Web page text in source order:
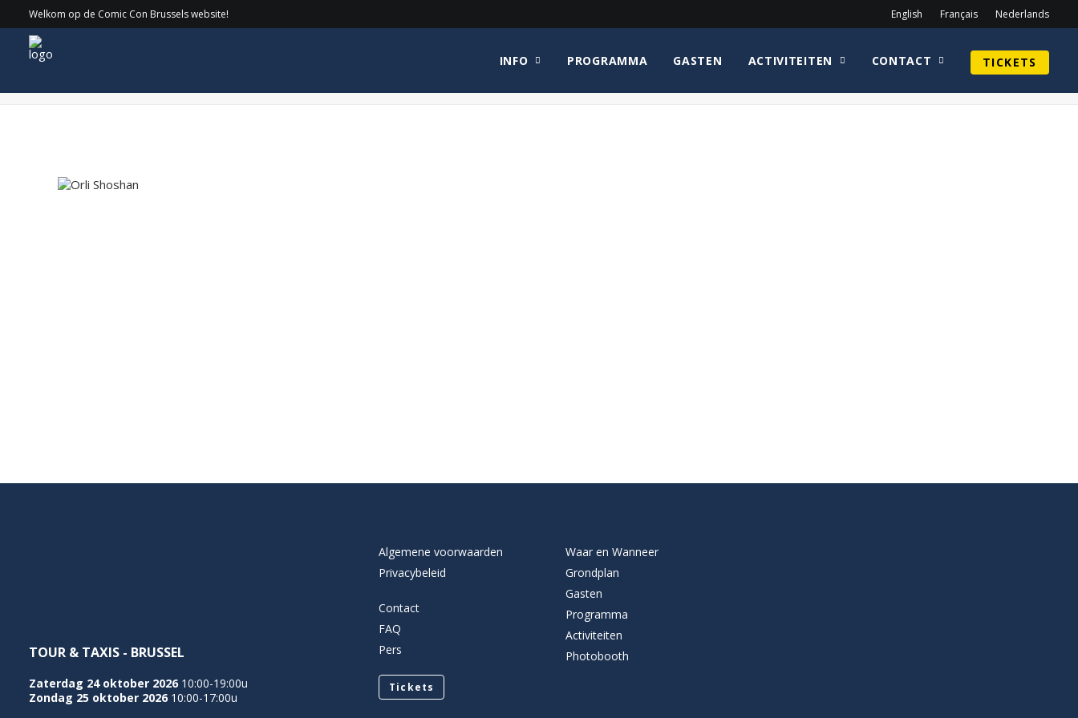
Welkom op de Comic Con Brussels website! English Français Nederlands
INFO PROGRAMMA GASTEN ACTIVITEITEN CONTACT TICKETS
Orli Shoshan Home Orli Shoshan Orli Shoshan
TOUR & TAXIS - BRUSSEL
Zaterdag 24 oktober 2026 10:00-19:00u
Zondag 25 oktober 2026 10:00-17:00u
Algemene voorwaarden
Privacybeleid
Contact
FAQ
Pers
Tickets
Waar en Wanneer
Grondplan
Gasten
Programma
Activiteiten
Photobooth